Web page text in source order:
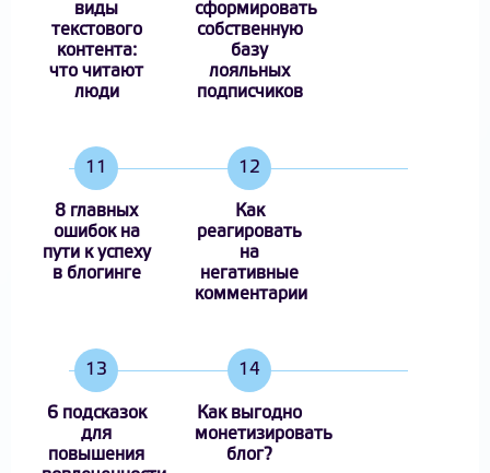
виды
текстового
контента:
что читают
люди
сформировать
собственную
базу
лояльных
подписчиков
11
8 главных
ошибок на
пути к успеху
в блогинге
12
Как
реагировать
на
негативные
комментарии
13
6 подсказок
для
повышения
14
Как выгодно
монетизировать
блог?